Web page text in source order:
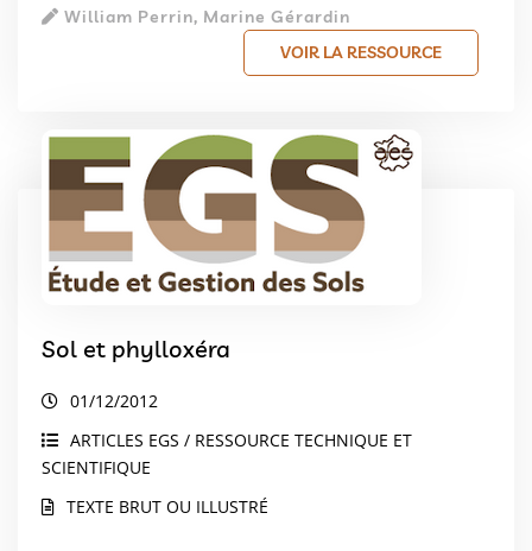
William Perrin, Marine Gérardin
VOIR LA RESSOURCE
Sol et phylloxéra
01/12/2012
ARTICLES EGS / RESSOURCE TECHNIQUE ET
SCIENTIFIQUE
TEXTE BRUT OU ILLUSTRÉ